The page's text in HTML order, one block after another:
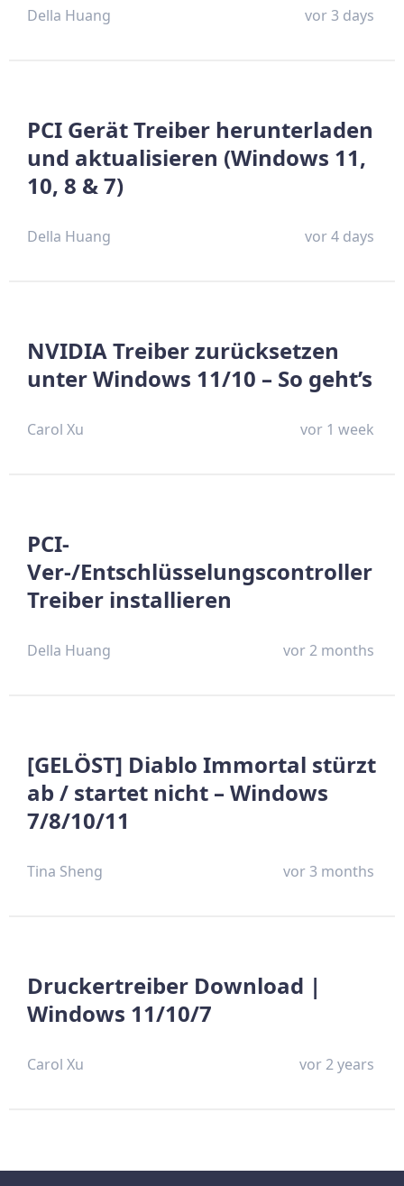
Della Huang vor 3 days
PCI Gerät Treiber herunterladen
und aktualisieren (Windows 11,
10, 8 & 7)
Della Huang vor 4 days
NVIDIA Treiber zurücksetzen
unter Windows 11/10 – So geht’s
Carol Xu vor 1 week
PCI-
Ver-/Entschlüsselungscontroller
Treiber installieren
Della Huang vor 2 months
[GELÖST] Diablo Immortal stürzt
ab / startet nicht – Windows
7/8/10/11
Tina Sheng vor 3 months
Druckertreiber Download |
Windows 11/10/7
Carol Xu vor 2 years